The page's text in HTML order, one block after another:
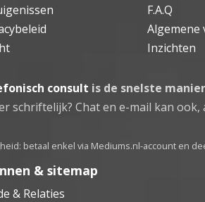
F.A.Q
Algemene
Inzichten
consult is de snelste
schriftelijk? Chat en e-mail kan ook,
betaal enkel via Mediums.nl-account en
& sitemap
& Relaties